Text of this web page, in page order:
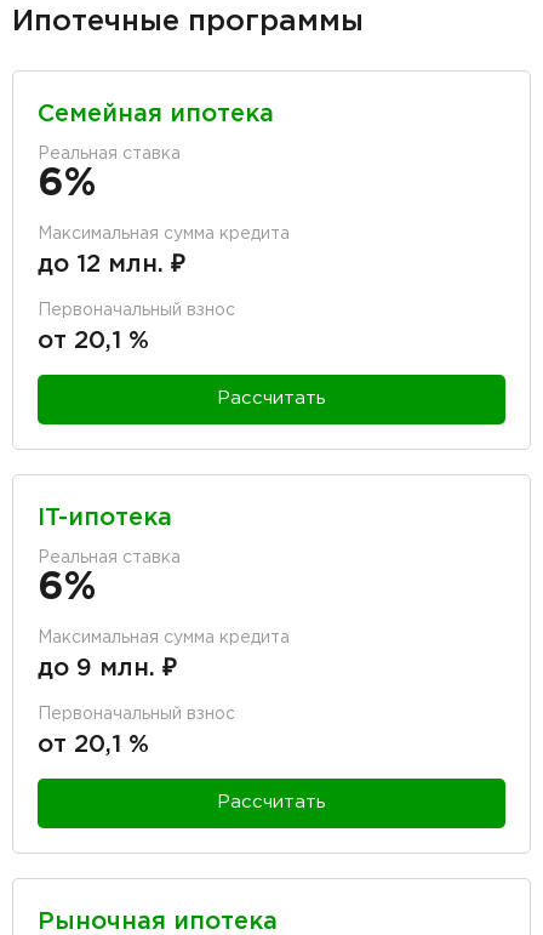
Ипотечные программы
Семейная ипотека
Реальная ставка
6%
Максимальная сумма кредита
до 12 млн. ₽
Первоначальный взнос
от 20,1 %
Рассчитать
IT-ипотека
Реальная ставка
6%
Максимальная сумма кредита
до 9 млн. ₽
Первоначальный взнос
от 20,1 %
Рассчитать
Рыночная ипотека